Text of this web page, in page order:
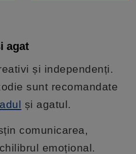
agat
și independenți.
sunt recomandate
și agatul.
comunicarea,
emoțional.